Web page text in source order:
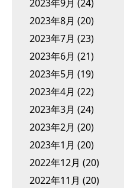
2023年9月 (24)
2023年8月 (20)
2023年7月 (23)
2023年6月 (21)
2023年5月 (19)
2023年4月 (22)
2023年3月 (24)
2023年2月 (20)
2023年1月 (20)
2022年12月 (20)
2022年11月 (20)